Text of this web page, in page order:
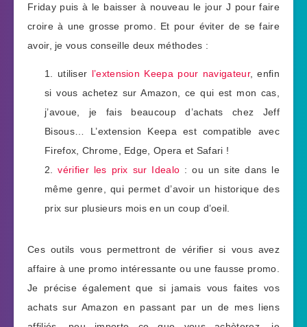
Friday puis à le baisser à nouveau le jour J pour faire
croire à une grosse promo. Et pour éviter de se faire
avoir, je vous conseille deux méthodes :
utiliser l’extension Keepa pour navigateur, enfin
si vous achetez sur Amazon, ce qui est mon cas,
j’avoue, je fais beaucoup d’achats chez Jeff
Bisous… L’extension Keepa est compatible avec
Firefox, Chrome, Edge, Opera et Safari !
2.vérifier les prix sur Idealo : ou un site dans le
même genre, qui permet d’avoir un historique des
prix sur plusieurs mois en un coup d’oeil.
Ces outils vous permettront de vérifier si vous avez
affaire à une promo intéressante ou une fausse promo.
Je précise également que si jamais vous faites vos
achats sur Amazon en passant par un de mes liens